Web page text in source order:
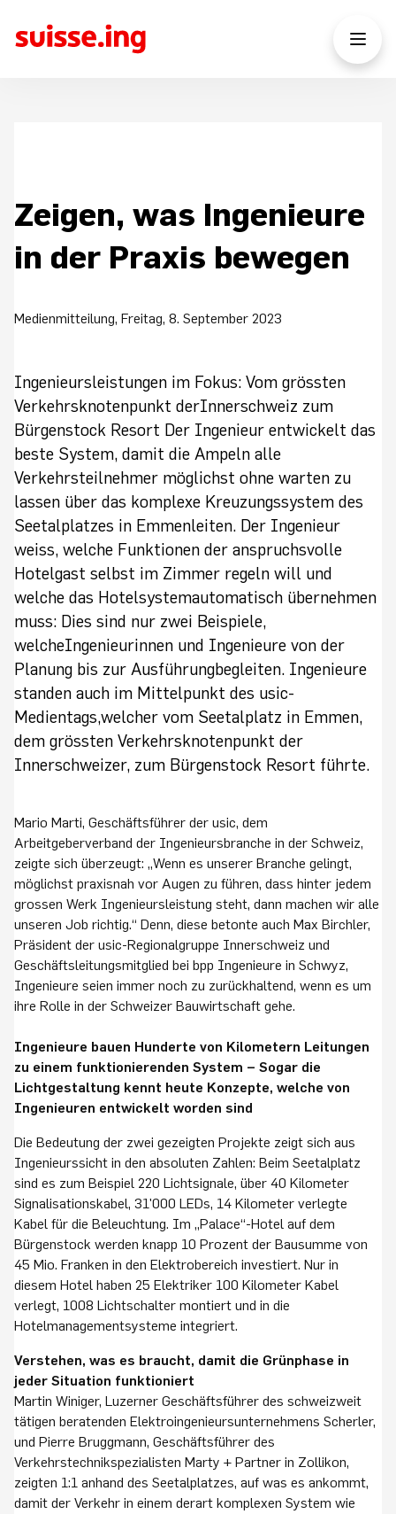
Zeigen, was Ingenieure
in der Praxis bewegen
Medienmitteilung, Freitag, 8. September 2023
Ingenieursleistungen im Fokus: Vom grössten
Verkehrsknotenpunkt derInnerschweiz zum
Bürgenstock Resort Der Ingenieur entwickelt das
beste System, damit die Ampeln alle
Verkehrsteilnehmer möglichst ohne warten zu
lassen über das komplexe Kreuzungssystem des
Seetalplatzes in Emmenleiten. Der Ingenieur
weiss, welche Funktionen der anspruchsvolle
Hotelgast selbst im Zimmer regeln will und
welche das Hotelsystemautomatisch übernehmen
muss: Dies sind nur zwei Beispiele,
welcheIngenieurinnen und Ingenieure von der
Planung bis zur Ausführungbegleiten. Ingenieure
standen auch im Mittelpunkt des usic-
Medientags,welcher vom Seetalplatz in Emmen,
dem grössten Verkehrsknotenpunkt der
Innerschweizer, zum Bürgenstock Resort führte.
Mario Marti, Geschäftsführer der usic, dem
Arbeitgeberverband der Ingenieursbranche in der Schweiz,
zeigte sich überzeugt: „Wenn es unserer Branche gelingt,
möglichst praxisnah vor Augen zu führen, dass hinter jedem
grossen Werk Ingenieursleistung steht, dann machen wir alle
unseren Job richtig.“ Denn, diese betonte auch Max Birchler,
Präsident der usic-Regionalgruppe Innerschweiz und
Geschäftsleitungsmitglied bei bpp Ingenieure in Schwyz,
Ingenieure seien immer noch zu zurückhaltend, wenn es um
ihre Rolle in der Schweizer Bauwirtschaft gehe.
Ingenieure bauen Hunderte von Kilometern Leitungen
zu einem funktionierenden System – Sogar die
Lichtgestaltung kennt heute Konzepte, welche von
Ingenieuren entwickelt worden sind
Die Bedeutung der zwei gezeigten Projekte zeigt sich aus
Ingenieurssicht in den absoluten Zahlen: Beim Seetalplatz
sind es zum Beispiel 220 Lichtsignale, über 40 Kilometer
Signalisationskabel, 31'000 LEDs, 14 Kilometer verlegte
Kabel für die Beleuchtung. Im „Palace“-Hotel auf dem
Bürgenstock werden knapp 10 Prozent der Bausumme von
45 Mio. Franken in den Elektrobereich investiert. Nur in
diesem Hotel haben 25 Elektriker 100 Kilometer Kabel
verlegt, 1008 Lichtschalter montiert und in die
Hotelmanagementsysteme integriert.
Verstehen, was es braucht, damit die Grünphase in
jeder Situation funktioniert
Martin Winiger, Luzerner Geschäftsführer des schweizweit
tätigen beratenden Elektroingenieursunternehmens Scherler,
und Pierre Bruggmann, Geschäftsführer des
Verkehrstechnikspezialisten Marty + Partner in Zollikon,
zeigten 1:1 anhand des Seetalplatzes, auf was es ankommt,
damit der Verkehr in einem derart komplexen System wie